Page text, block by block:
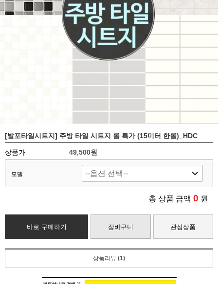
[발포타일시트지] 주방 타일 시트지 롤 특가 (15미터 한롤)_HDC
상품가 49,500원
모델
총 상품 금액 0 원
바로 구매하기 장바구니 관심상품
상품리뷰 (1)